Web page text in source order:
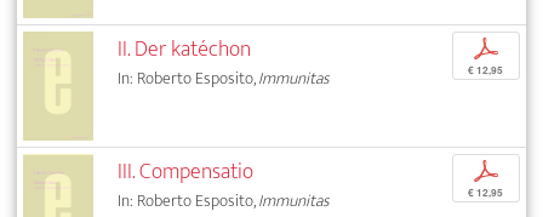
II. Der katéchon
In: Roberto Esposito,Immunitas
p
€ 12,95
III. Compensatio
In: Roberto Esposito,Immunitas
p
€ 12,95